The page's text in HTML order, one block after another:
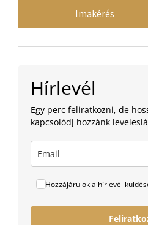
Imakérés
Hírlevél
Egy perc feliratkozni, de
kapcsolódj hozzánk
Hozzájárulok a hírlevél